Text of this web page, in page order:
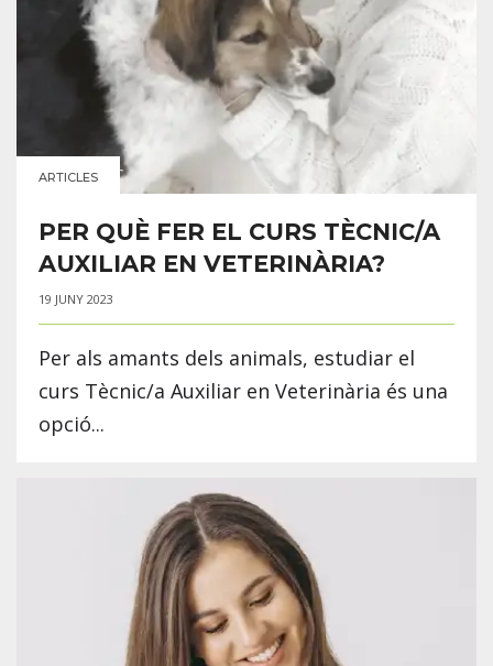
ARTICLES
PER QUÈ FER EL CURS TÈCNIC/A
AUXILIAR EN VETERINÀRIA?
19 JUNY 2023
Per als amants dels animals, estudiar el
curs Tècnic/a Auxiliar en Veterinària és una
opció...